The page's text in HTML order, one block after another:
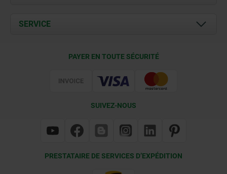
Contact
Documents
SERVICE
PAYER EN TOUTE SÉCURITÉ
SUIVEZ-NOUS
PRESTATAIRE DE SERVICES D’EXPÉDITION